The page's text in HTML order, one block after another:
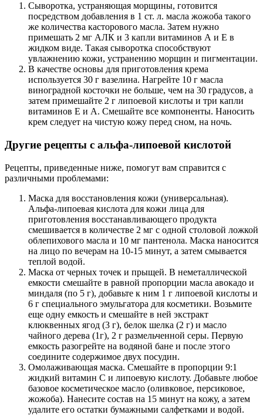
Сыворотка, устраняющая морщины, готовится
посредством добавления в 1 ст. л. масла жожоба такого
же количества касторового масла. Затем нужно
примешать 2 мг АЛК и 3 капли витаминов А и Е в
жидком виде. Такая сыворотка способствуют
увлажнению кожи, устранению морщин и пигментации.
В качестве основы для приготовления крема
используется 30 г вазелина. Нагрейте 10 г масла
виноградной косточки не больше, чем на 30 градусов, а
затем примешайте 2 г липоевой кислоты и три капли
витаминов Е и А. Смешайте все компоненты. Наносить
крем следует на чистую кожу перед сном, на ночь.
Другие рецепты с альфа-липоевой кислотой
Рецепты, приведенные ниже, помогут вам справится с
различными проблемами:
Маска для восстановления кожи (универсальная).
Альфа-липоевая кислота для кожи лица для
приготовления восстанавливающего продукта
смешивается в количестве 2 мг с одной столовой ложкой
облепихового масла и 10 мг пантенола. Маска наносится
на лицо по вечерам на 10-15 минут, а затем смывается
теплой водой.
Маска от черных точек и прыщей. В неметаллической
емкости смешайте в равной пропорции масла авокадо и
миндаля (по 5 г), добавьте к ним 1 г липоевой кислоты и
6 г специального эмульгатора для косметики. Возьмите
еще одну емкость и смешайте в ней экстракт
клюквенных ягод (3 г), белок шелка (2 г) и масло
чайного дерева (1г), 2 г размельченной серы. Первую
емкость разогрейте на водяной бане и после этого
соедините содержимое двух посудин.
Омолаживающая маска. Смешайте в пропорции 9:1
жидкий витамин С и липоевую кислоту. Добавьте любое
базовое косметическое масло (оливковое, персиковое,
жожоба). Нанесите состав на 15 минут на кожу, а затем
удалите его остатки бумажными салфетками и водой.